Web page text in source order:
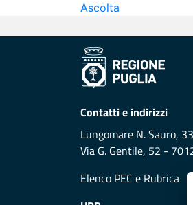
Ascolta
Contatti e indirizzi
Lungomare N. Sauro,
Via G. Gentile, 52 -
Elenco PEC e Rubrica